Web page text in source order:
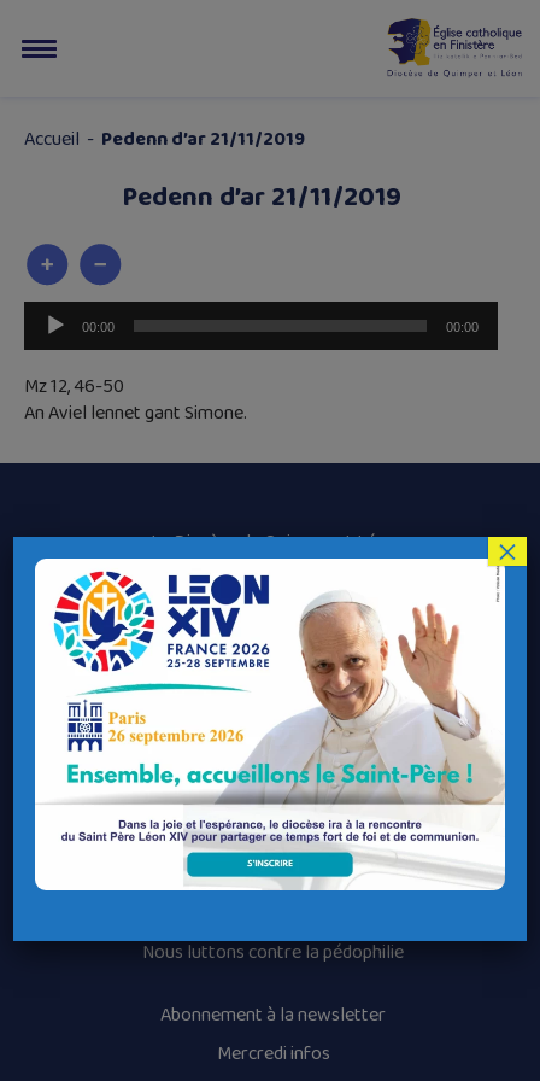
Accueil - Pedenn d’ar 21/11/2019
Pedenn d’ar 21/11/2019
Lecteur
audio
00:00 00:00
Mz 12, 46-50
An Aviel lennet gant Simone.
Le Diocèse de Quimper et Léon
Contacter le Diocèse
Contacter ma Paroisse
Contacter un service
Contacter une permanence
Recrutement
Horaires des messes
Nos paroisses
Les services diocésains
Nous luttons contre la pédophilie
Abonnement à la newsletter
Mercredi infos
×